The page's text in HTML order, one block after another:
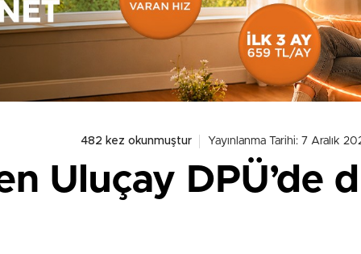
482 kez okunmuştur Yayınlanma Tarihi: 7 Aralık
Uluçay DPÜ’de